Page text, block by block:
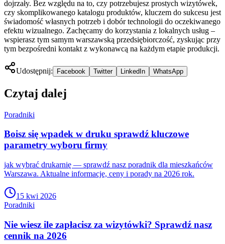
dojrzały. Bez względu na to, czy potrzebujesz prostych wizytówek,
czy skomplikowanego katalogu produktów, kluczem do sukcesu jest
świadomość własnych potrzeb i dobór technologii do oczekiwanego
efektu wizualnego. Zachęcamy do korzystania z lokalnych usług –
wspierasz tym samym warszawską przedsiębiorczość, zyskując przy
tym bezpośredni kontakt z wykonawcą na każdym etapie produkcji.
Udostępnij: Facebook Twitter LinkedIn WhatsApp
Czytaj dalej
Poradniki
Boisz się wpadek w druku sprawdź kluczowe
parametry wyboru firmy
jak wybrać drukarnię — sprawdź nasz poradnik dla mieszkańców
Warszawa. Aktualne informacje, ceny i porady na 2026 rok.
15 kwi 2026
Poradniki
Nie wiesz ile zapłacisz za wizytówki? Sprawdź nasz
cennik na 2026